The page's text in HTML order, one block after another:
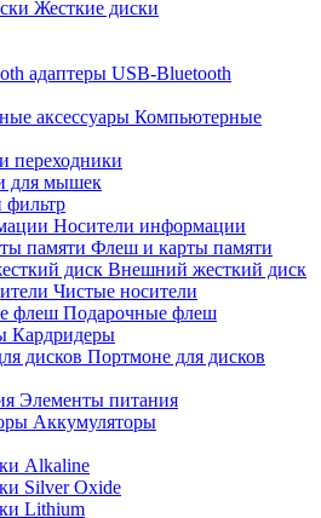
Жесткие диски
USB-Bluetooth
Компьютерные
переходники
для мышек
фильтр
Носители информации
Флеш и карты памяти
Внешний жесткий диск
Чистые носители
Подарочные флеш
Кардридеры
Портмоне для дисков
Элементы питания
Аккумуляторы
Alkaline
Silver Oxide
Lithium